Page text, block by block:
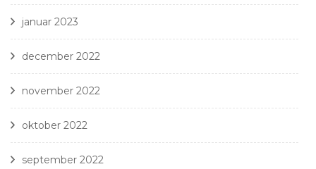
januar 2023
december 2022
november 2022
oktober 2022
september 2022